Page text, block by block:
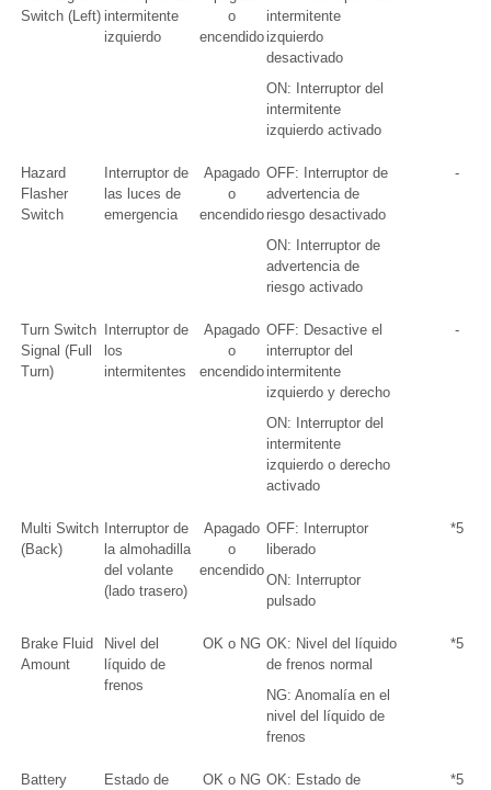
Switch (Left) intermitente
izquierdo
o
encendido
intermitente
izquierdo
desactivado
ON: Interruptor del
intermitente
izquierdo activado
Hazard
Flasher
Switch
Interruptor de
las luces de
emergencia
Apagado
o
encendido
OFF: Interruptor de
advertencia de
riesgo desactivado
ON: Interruptor de
advertencia de
riesgo activado
-
Turn Switch
Signal (Full
Turn)
Interruptor de
los
intermitentes
Apagado
o
encendido
OFF: Desactive el
interruptor del
intermitente
izquierdo y derecho
ON: Interruptor del
intermitente
izquierdo o derecho
activado
-
Multi Switch
(Back)
Interruptor de
la almohadilla
del volante
(lado trasero)
Apagado
o
encendido
OFF: Interruptor
liberado
ON: Interruptor
pulsado
*5
Brake Fluid
Amount
Nivel del
líquido de
frenos
OK o NG OK: Nivel del líquido
de frenos normal
NG: Anomalía en el
nivel del líquido de
frenos
*5
Battery
Estado de
OK o NG OK: Estado de
*5